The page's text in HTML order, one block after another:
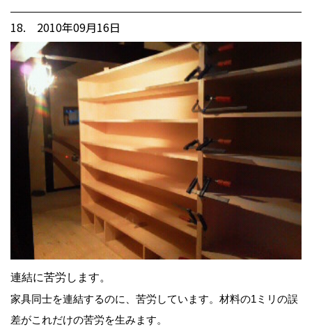
18. 2010年09月16日
連結に苦労します。
家具同士を連結するのに、苦労しています。材料の1ミリの誤
差がこれだけの苦労を生みます。